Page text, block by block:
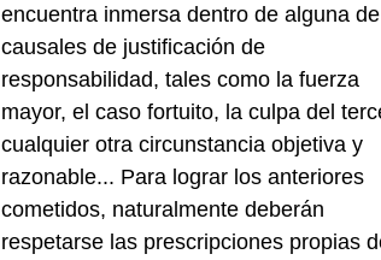
encuentra inmersa dentro de alguna
causales de justificación de
responsabilidad, tales como la fuerza
mayor, el caso fortuito, la culpa del
cualquier otra circunstancia objetiva y
razonable... Para lograr los anteriores
cometidos, naturalmente deberán
respetarse las prescripciones propias